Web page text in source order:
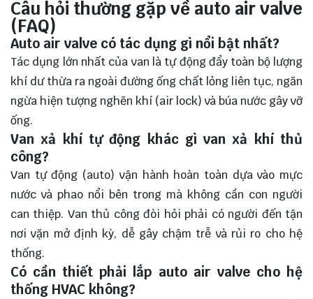
Câu hỏi thường gặp về auto air valve
(FAQ)
Auto air valve có tác dụng gì nổi bật nhất?
Tác dụng lớn nhất của van là tự động đẩy toàn bộ lượng
khí dư thừa ra ngoài đường ống chất lỏng liên tục, ngăn
ngừa hiện tượng nghẽn khí (air lock) và búa nước gây vỡ
ống.
Van xả khí tự động khác gì van xả khí thủ
công?
Van tự động (auto) vận hành hoàn toàn dựa vào mực
nước và phao nổi bên trong mà không cần con người
can thiệp. Van thủ công đòi hỏi phải có người đến tận
nơi vặn mở định kỳ, dễ gây chậm trễ và rủi ro cho hệ
thống.
Có cần thiết phải lắp auto air valve cho hệ
thống HVAC không?